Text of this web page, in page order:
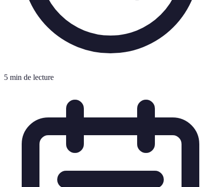
5 min de lecture